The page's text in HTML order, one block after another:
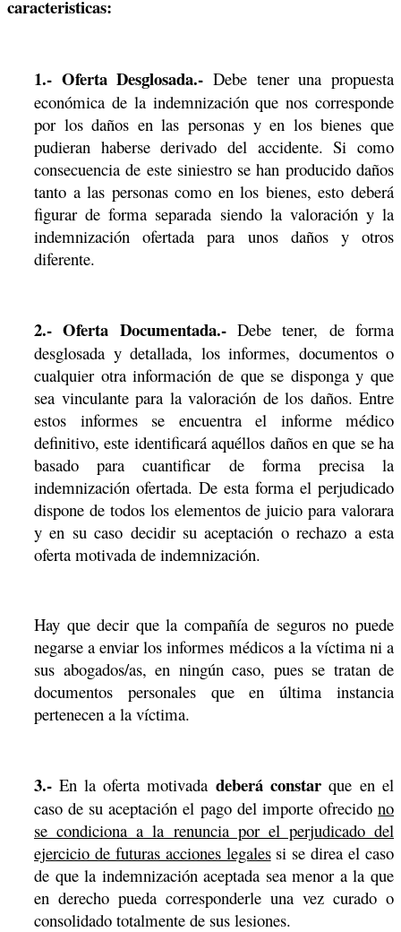
caracteristicas:
1.- Oferta Desglosada.- Debe tener una propuesta
económica de la indemnización que nos corresponde
por los daños en las personas y en los bienes que
pudieran haberse derivado del accidente. Si como
consecuencia de este siniestro se han producido daños
tanto a las personas como en los bienes, esto deberá
figurar de forma separada siendo la valoración y la
indemnización ofertada para unos daños y otros
diferente.
2.- Oferta Documentada.-Debe tener, de forma
desglosada y detallada, los informes, documentos o
cualquier otra información de que se disponga y que
sea vinculante para la valoración de los daños. Entre
estos informes se encuentra el informe médico
definitivo, este identificará aquéllos daños en que se ha
basado para cuantificar de forma precisa la
indemnización ofertada. De esta forma el perjudicado
dispone de todos los elementos de juicio para valorara
y en su caso decidir su aceptación o rechazo a esta
oferta motivada de indemnización.
Hay que decir que la compañía de seguros no puede
negarse a enviar los informes médicos a la víctima ni a
sus abogados/as, en ningún caso, pues se tratan de
documentos personales que en última instancia
pertenecen a la víctima.
3.- En la oferta motivada deberá constarque en el
caso de su aceptación el pago del importe ofrecido no
se condiciona a la renuncia por el perjudicado del
ejercicio de futuras acciones legalessi se direa el caso
de que la indemnización aceptada sea menor a la que
en derecho pueda corresponderle una vez curado o
consolidado totalmente de sus lesiones.